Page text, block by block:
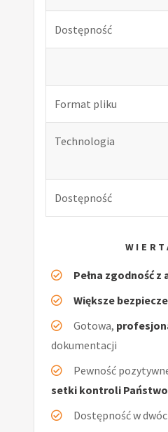
Dostępność
Format pliku
Technologia
Dostępność
Pełna zgodność
Większe
Gotowa,
dokumentacji
Pewność
setki kontroli
Dostępność w